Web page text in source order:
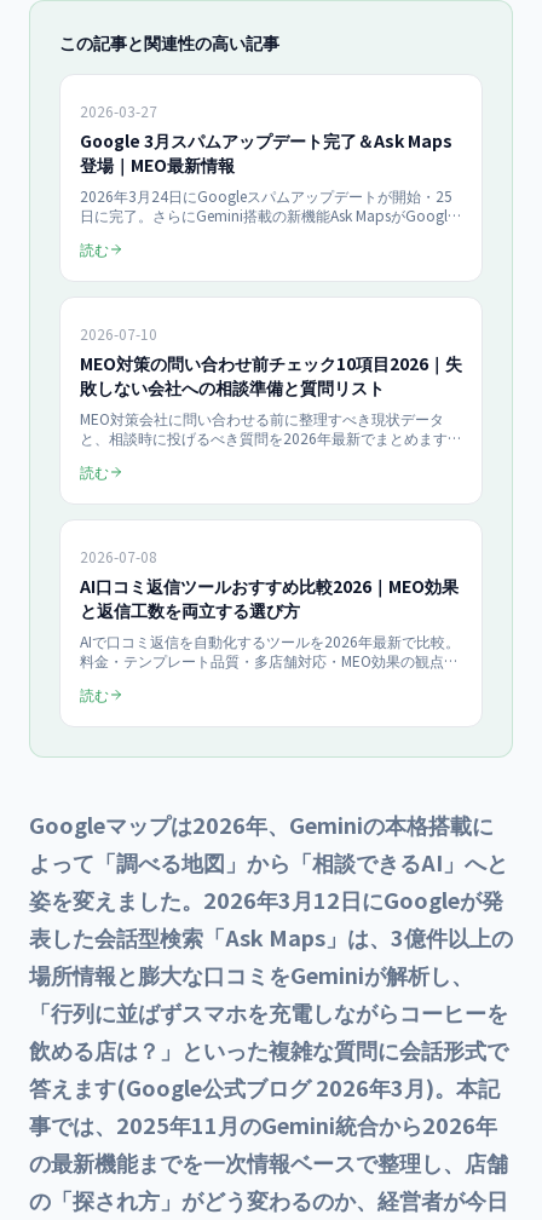
この記事と関連性の高い記事
2026-03-27
Google 3月スパムアップデート完了＆Ask Maps
登場｜MEO最新情報
2026年3月24日にGoogleスパムアップデートが開始・25
日に完了。さらにGemini搭載の新機能Ask MapsがGoogle
応をまとめます。
読む
2026-07-10
MEO対策の問い合わせ前チェック10項目2026｜失
敗しない会社への相談準備と質問リスト
MEO対策会社に問い合わせる前に整理すべき現状データ
と、相談時に投げるべき質問を2026年最新でまとめます。
相談へ進める失敗しない相談準備ガイドです。
読む
2026-07-08
AI口コミ返信ツールおすすめ比較2026｜MEO効果
と返信工数を両立する選び方
AIで口コミ返信を自動化するツールを2026年最新で比較。
料金・テンプレート品質・多店舗対応・MEO効果の観点で
スプロフィールの評価を高めたい事業者向けにまとめま
読む
Googleマップは2026年、Geminiの本格搭載に
よって「調べる地図」から「相談できるAI」へと
姿を変えました。2026年3月12日にGoogleが発
表した会話型検索「Ask Maps」は、3億件以上の
場所情報と膨大な口コミをGeminiが解析し、
「行列に並ばずスマホを充電しながらコーヒーを
飲める店は？」といった複雑な質問に会話形式で
答えます(Google公式ブログ 2026年3月)。本記
事では、2025年11月のGemini統合から2026年
の最新機能までを一次情報ベースで整理し、店舗
の「探され方」がどう変わるのか、経営者が今日